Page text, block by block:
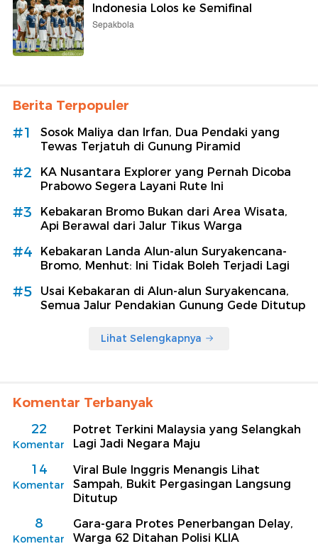
Indonesia Lolos ke Semifinal
Sepakbola
Berita Terpopuler
#1
Sosok Maliya dan Irfan, Dua Pendaki yang
Tewas Terjatuh di Gunung Piramid
#2
KA Nusantara Explorer yang Pernah Dicoba
Prabowo Segera Layani Rute Ini
#3
Kebakaran Bromo Bukan dari Area Wisata,
Api Berawal dari Jalur Tikus Warga
#4
Kebakaran Landa Alun-alun Suryakencana-
Bromo, Menhut: Ini Tidak Boleh Terjadi Lagi
#5
Usai Kebakaran di Alun-alun Suryakencana,
Semua Jalur Pendakian Gunung Gede Ditutup
Lihat Selengkapnya
Komentar Terbanyak
22
Komentar
Potret Terkini Malaysia yang Selangkah
Lagi Jadi Negara Maju
14
Komentar
Viral Bule Inggris Menangis Lihat
Sampah, Bukit Pergasingan Langsung
Ditutup
8
Komentar
Gara-gara Protes Penerbangan Delay,
Warga 62 Ditahan Polisi KLIA